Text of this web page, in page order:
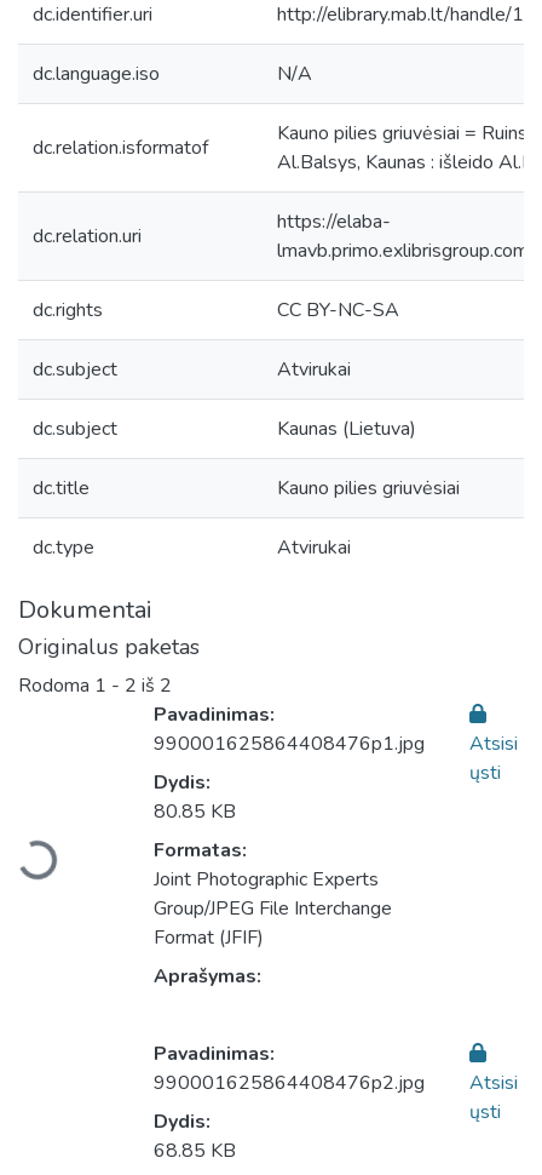
dc.identifier.uri http://elibrary.mab.lt/handle/1/
dc.language.iso N/A
dc.relation.isformatof
Kauno pilies griuvėsiai = Ruins
Al.Balsys, Kaunas : išleido
dc.relation.uri
https://elaba-
dc.rights CC BY-NC-SA
dc.subject Atvirukai
dc.subject Kaunas (Lietuva)
dc.title Kauno pilies griuvėsiai
dc.type Atvirukai
Dokumentai
Originalus paketas
Rodoma 1 - 2 iš 2
Įkeliama...
Pavadinimas:
990001625864408476p1.jpg
Dydis:
80.85 KB
Formatas:
Joint Photographic Experts
Group/JPEG File Interchange
Format (JFIF)
Aprašymas:
Atsisi
ųsti
Pavadinimas:
990001625864408476p2.jpg
Dydis:
68.85 KB
Atsisi
ųsti